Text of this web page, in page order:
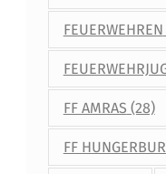
FEUERWEHREN
FF AMRAS (28)
FF